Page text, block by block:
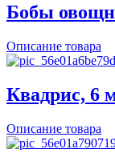
Бобы
Описание товара
Квадрис, 6
Описание товара